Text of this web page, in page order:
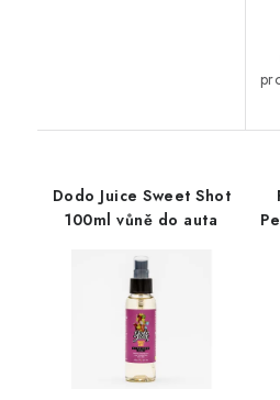
Dodo Juice Sweet Shot
100ml vůně do auta